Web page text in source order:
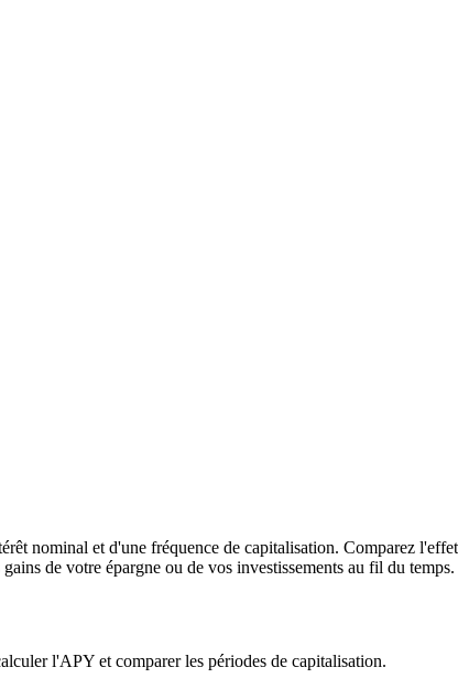
nominal et d'une fréquence de capitalisation. Comparez
de votre épargne ou de vos investissements au fil du temps.
l'APY et comparer les périodes de capitalisation.